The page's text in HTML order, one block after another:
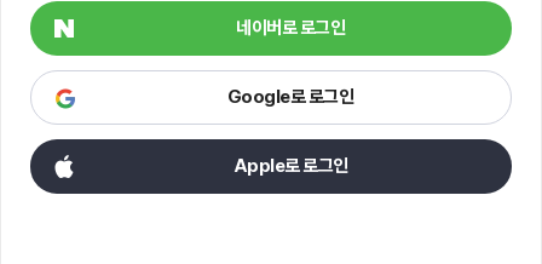
네이버로 로그인
Google로 로그인
Apple로 로그인